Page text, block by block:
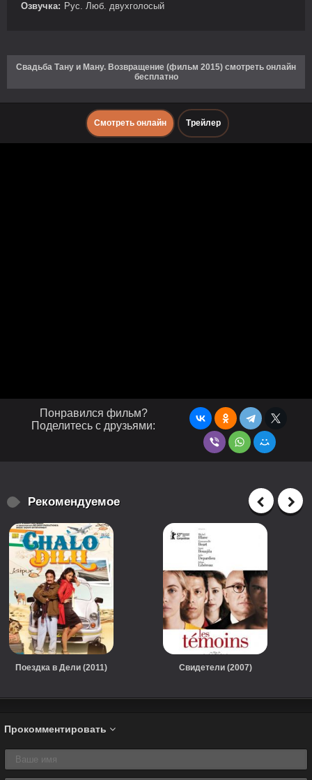
Озвучка: Рус. Люб. двухголосый
Свадьба Тану и Ману. Возвращение (фильм 2015) смотреть онлайн
бесплатно
Смотреть онлайн Трейлер
Понравился фильм?
Поделитесь с друзьями:
Рекомендуемое
Поездка в Дели (2011) Свидетели (2007)
Прокомментировать